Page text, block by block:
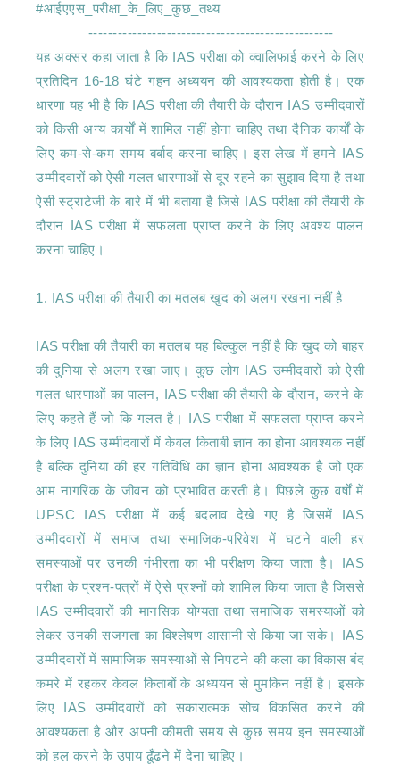
#आईएएस_परीक्षा_के_लिए_कुछ_तथ्य
यह अक्सर कहा जाता है कि IAS परीक्षा को क्वालिफाई करने के लिए
प्रतिदिन 16-18 घंटे गहन अध्ययन की आवश्यकता होती है। एक
धारणा यह भी है कि IAS परीक्षा की तैयारी के दौरान IAS उम्मीदवारों
को किसी अन्य कार्यों में शामिल नहीं होना चाहिए तथा दैनिक कार्यों के
लिए कम-से-कम समय बर्बाद करना चाहिए। इस लेख में हमने IAS
उम्मीदवारों को ऐसी गलत धारणाओं से दूर रहने का सुझाव दिया है तथा
ऐसी स्ट्राटेजी के बारे में भी बताया है जिसे IAS परीक्षा की तैयारी के
दौरान IAS परीक्षा में सफलता प्राप्त करने के लिए अवश्य पालन
करना चाहिए।
1. IAS परीक्षा की तैयारी का मतलब खुद को अलग रखना नहीं है
IAS परीक्षा की तैयारी का मतलब यह बिल्कुल नहीं है कि खुद को बाहर
की दुनिया से अलग रखा जाए। कुछ लोग IAS उम्मीदवारों को ऐसी
गलत धारणाओं का पालन, IAS परीक्षा की तैयारी के दौरान, करने के
लिए कहते हैं जो कि गलत है। IAS परीक्षा में सफलता प्राप्त करने
के लिए IAS उम्मीदवारों में केवल किताबी ज्ञान का होना आवश्यक नहीं
है बल्कि दुनिया की हर गतिविधि का ज्ञान होना आवश्यक है जो एक
आम नागरिक के जीवन को प्रभावित करती है। पिछले कुछ वर्षों में
UPSC IAS परीक्षा में कई बदलाव देखे गए है जिसमें IAS
उम्मीदवारों में समाज तथा समाजिक-परिवेश में घटने वाली हर
समस्याओं पर उनकी गंभीरता का भी परीक्षण किया जाता है। IAS
परीक्षा के प्रश्न-पत्रों में ऐसे प्रश्नों को शामिल किया जाता है जिससे
IAS उम्मीदवारों की मानसिक योग्यता तथा समाजिक समस्याओं को
लेकर उनकी सजगता का विश्लेषण आसानी से किया जा सके। IAS
उम्मीदवारों में सामाजिक समस्याओं से निपटने की कला का विकास बंद
कमरे में रहकर केवल किताबों के अध्ययन से मुमकिन नहीं है। इसके
लिए IAS उम्मीदवारों को सकारात्मक सोच विकसित करने की
आवश्यकता है और अपनी कीमती समय से कुछ समय इन समस्याओं
को हल करने के उपाय ढूँढने में देना चाहिए।